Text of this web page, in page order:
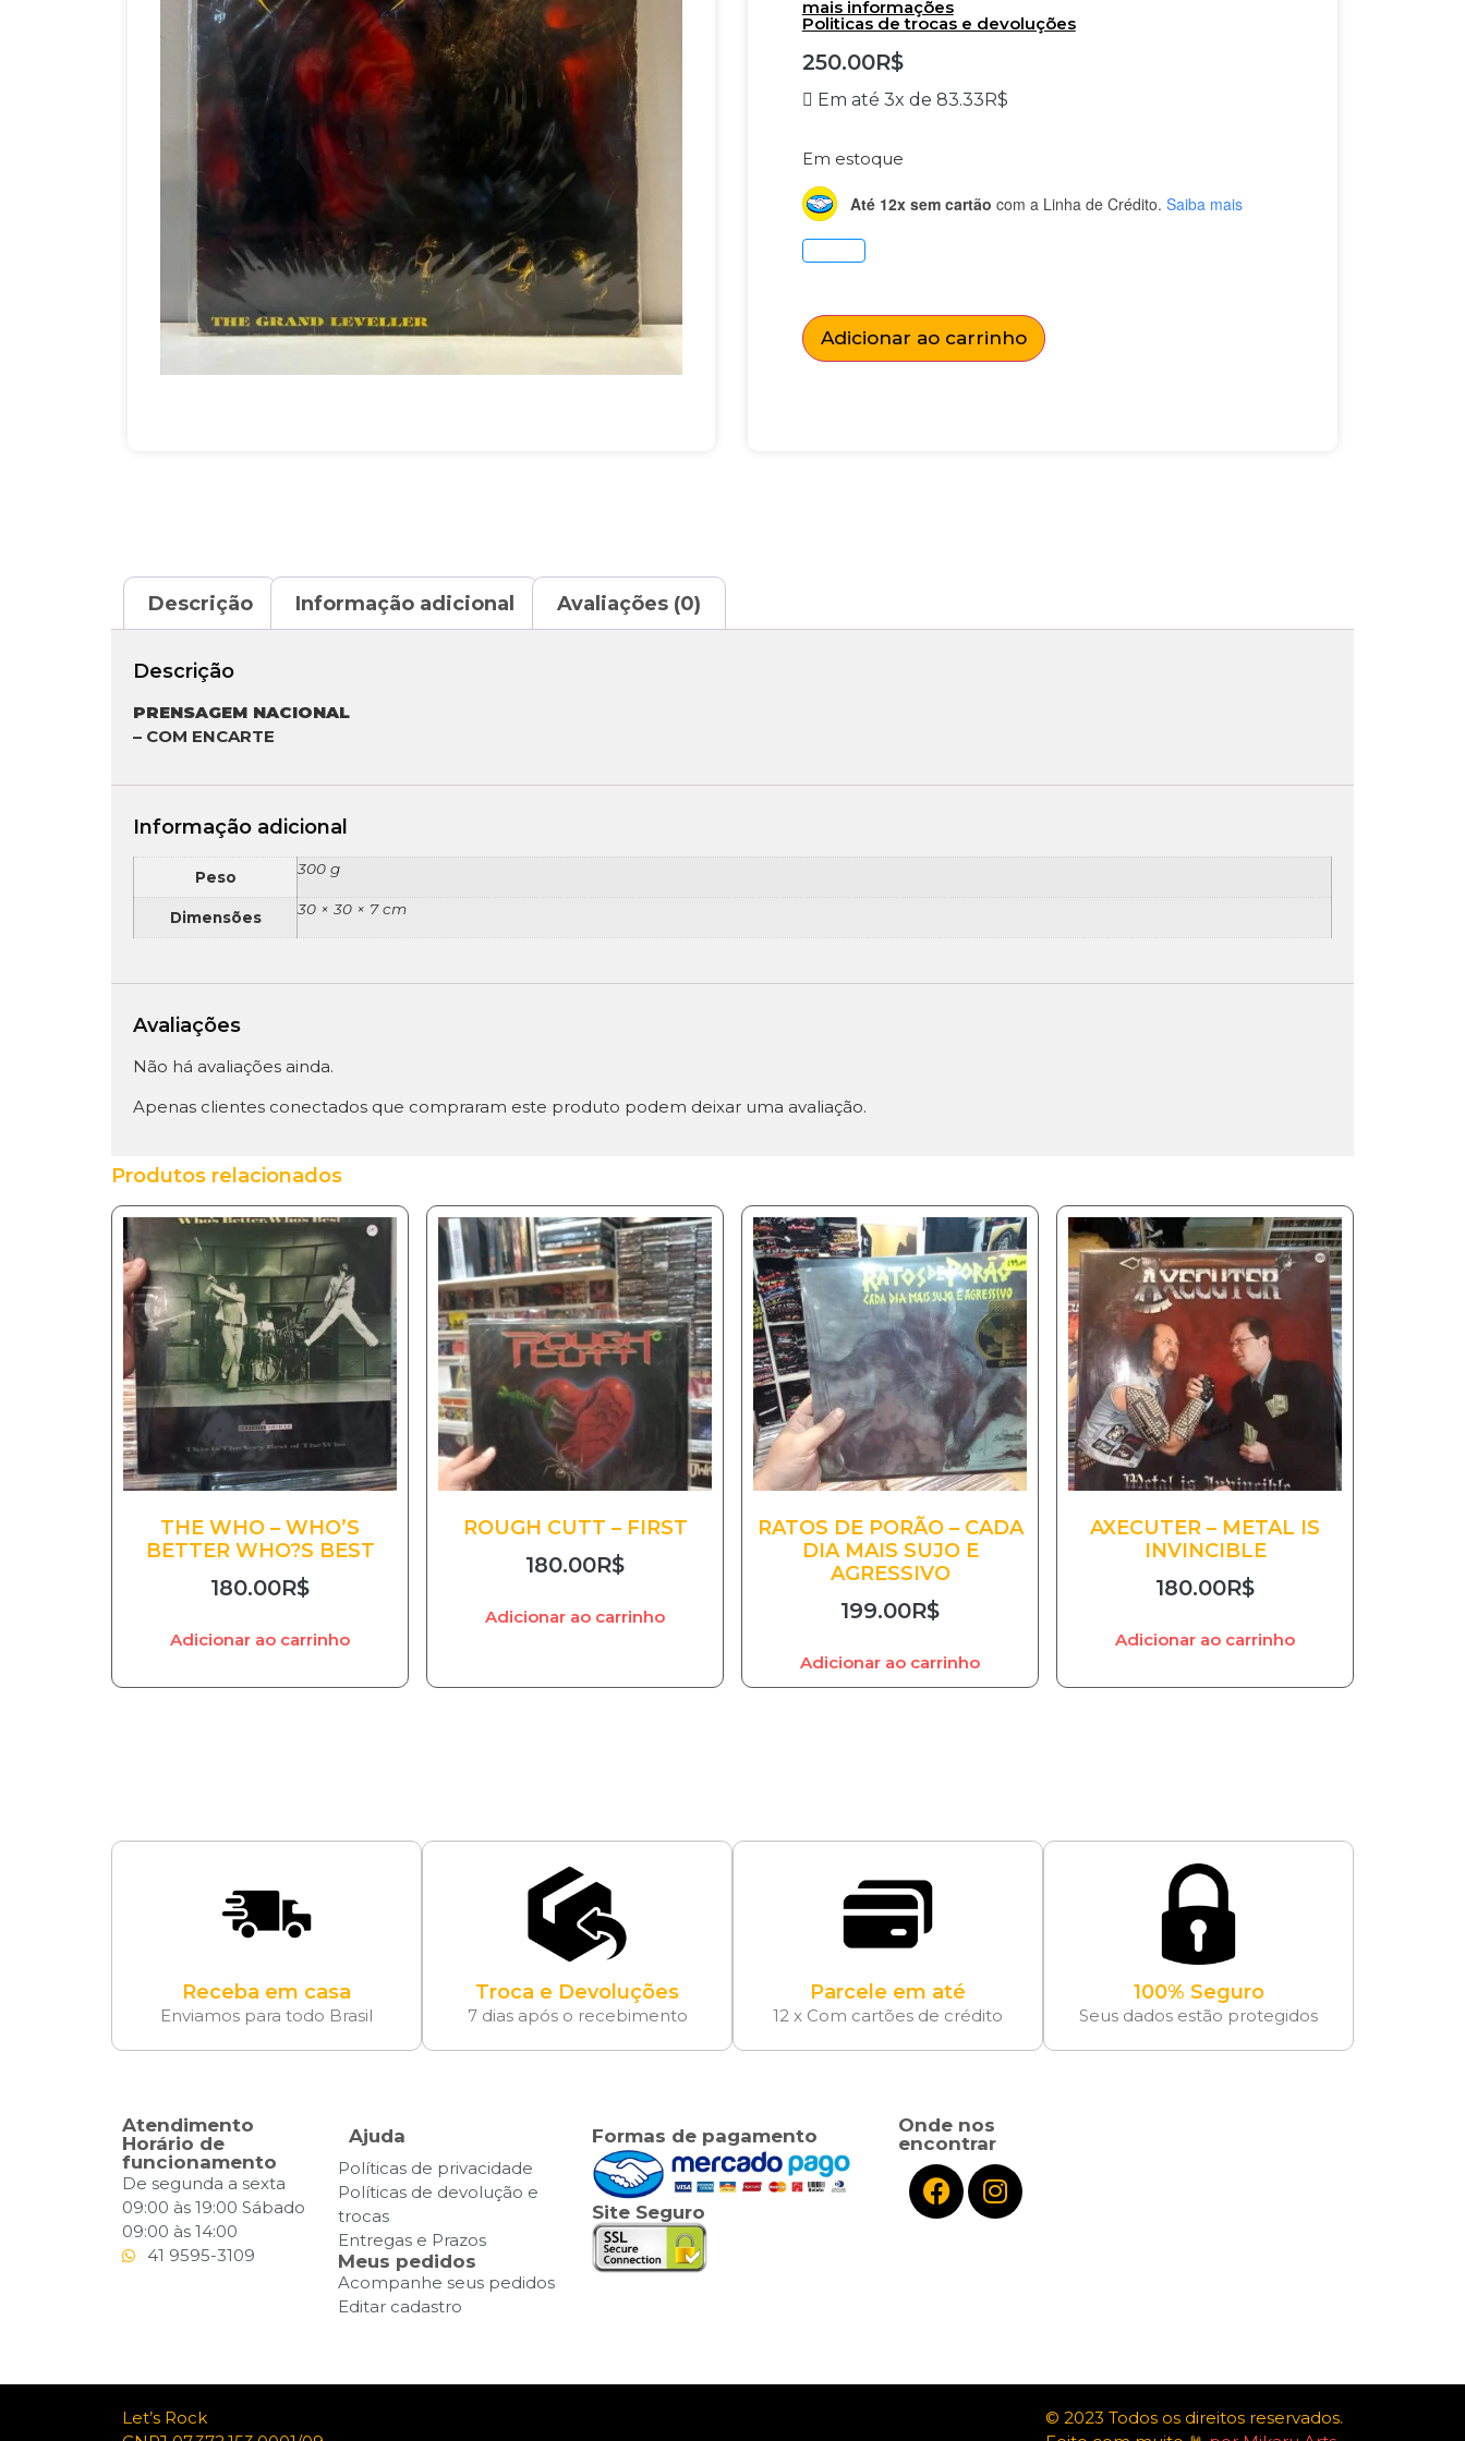
mais informações
Politicas de trocas e devoluções
250.00R$
Em até 3x de 83.33 R$
Em estoque
Até 12x sem cartão com a Linha de Crédito. Saiba mais
Adicionar ao carrinho
Descrição Informação adicional Avaliações (0)
Descrição
PRENSAGEM NACIONAL
– COM ENCARTE
Informação adicional
Peso 300 g
Dimensões 30 × 30 × 7 cm
Avaliações
Não há avaliações ainda.
Apenas clientes conectados que compraram este produto podem deixar uma avaliação.
Produtos relacionados
THE WHO – WHO’S
BETTER WHO?S BEST
180.00R$
Adicionar ao carrinho
ROUGH CUTT – FIRST
180.00R$
Adicionar ao carrinho
RATOS DE PORÃO – CADA
DIA MAIS SUJO E
AGRESSIVO
199.00R$
Adicionar ao carrinho
AXECUTER – METAL IS
INVINCIBLE
180.00R$
Adicionar ao carrinho
Receba em casa
Enviamos para todo Brasil
Troca e Devoluções
7 dias após o recebimento
Parcele em até
12 x Com cartões de crédito
100% Seguro
Seus dados estão protegidos
Atendimento
Horário de
funcionamento
De segunda a sexta
09:00 às 19:00 Sábado
09:00 às 14:00
41 9595-3109
Ajuda
Políticas de privacidade
Políticas de devolução e
trocas
Entregas e Prazos
Meus pedidos
Acompanhe seus pedidos
Editar cadastro
Formas de pagamento
Site Seguro
Onde nos
encontrar
Let’s Rock
© 2023 Todos os direitos reservados.